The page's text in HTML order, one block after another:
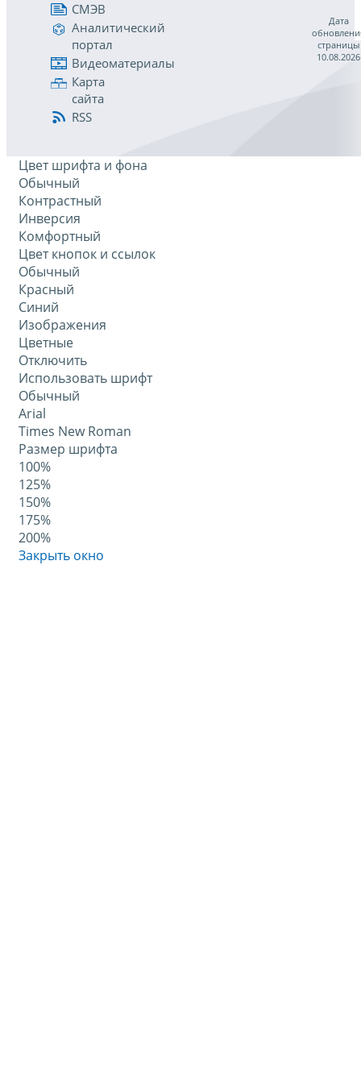
СМЭВ
Аналитический
портал
Видеоматериалы
Карта
сайта
RSS
Дата
страницы
10.08.2026
Цвет шрифта и фона
Обычный
Контрастный
Инверсия
Комфортный
Цвет кнопок и ссылок
Обычный
Красный
Синий
Изображения
Цветные
Отключить
Использовать шрифт
Обычный
Arial
Times New Roman
Размер шрифта
100%
125%
150%
175%
200%
Закрыть окно